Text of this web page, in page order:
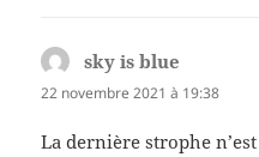
sky is blue
22 novembre 2021 à 19:38
La dernière strophe